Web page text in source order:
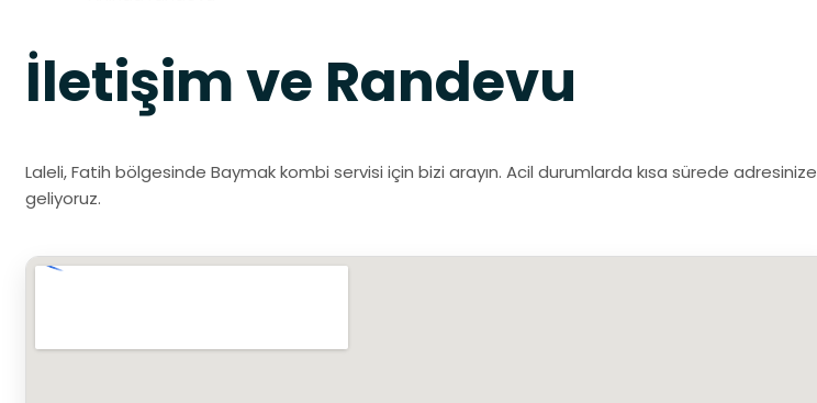
İletişim ve Randevu
Laleli, Fatih bölgesinde Baymak kombi servisi için bizi arayın. Acil durumlarda kısa sürede adresinize
geliyoruz.